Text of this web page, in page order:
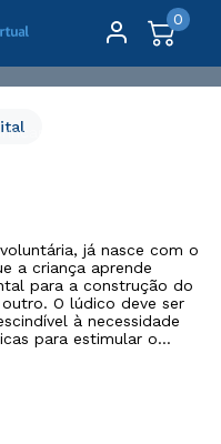
0
e a Brinquedoteca
já nasce com o
a criança aprende
para a construção do
O lúdico deve ser
à necessidade
valorização do brincar e